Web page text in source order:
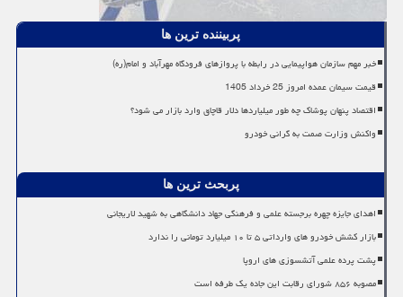
پربیننده ترین ها
خبر مهم سازمان هواپیمایی در رابطه با پروازهای فرودگاه مهرآباد و امام(ره)
قیمت سیمان عمده امروز 25 خرداد 1405
اقتصاد پنهان پوشاک چه طور میلیاردها دلار قاچاق وارد بازار می شود؟
واکنش وزارت صمت به گرانی خودرو
پربحث ترین ها
اهدای جایزه چهره برجسته علمی و فرهنگی جهاد دانشگاهی به شهید لاریجانی
بازار کشش خودرو های وارداتی ۵ تا ۱۰ میلیارد تومانی را ندارد
پشت پرده علمی آتشسوزی های اروپا
مصوبه ۸۵۶ شورای رقابت این جاده یک طرفه است